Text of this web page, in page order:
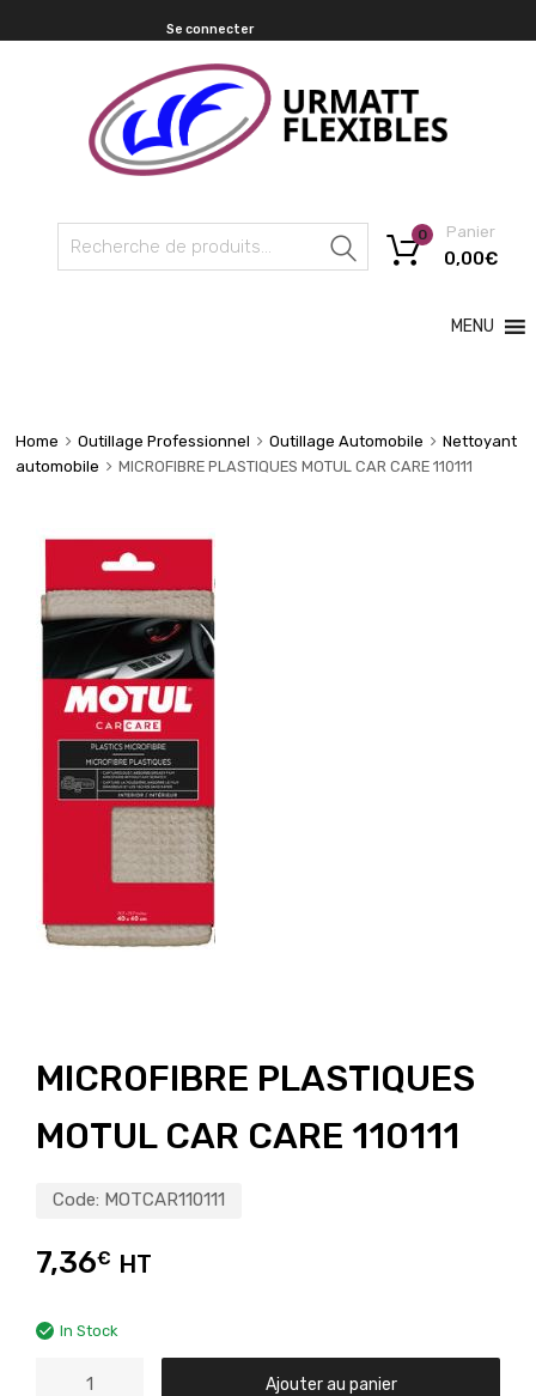
Se connecter
Recherche
Panier
0,00€
0
MENU
Home Outillage Professionnel Outillage Automobile
Nettoyant
automobile
MICROFIBRE PLASTIQUES MOTUL CAR CARE 110111
MICROFIBRE PLASTIQUES
MOTUL CAR CARE 110111
Code: MOTCAR110111
7,36€ HT
In Stock
Ajouter au panier